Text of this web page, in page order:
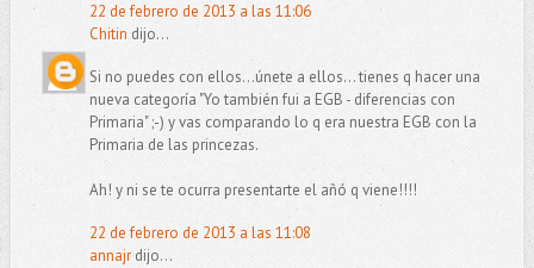
22 de febrero de 2013 a las 11:06
Chitin dijo...
Si no puedes con ellos...únete a ellos... tienes q hacer una
nueva categoría "Yo también fui a EGB - diferencias con
Primaria" ;-) y vas comparando lo q era nuestra EGB con la
Primaria de las princezas.
Ah! y ni se te ocurra presentarte el añó q viene!!!!
22 de febrero de 2013 a las 11:08
annajrdijo...